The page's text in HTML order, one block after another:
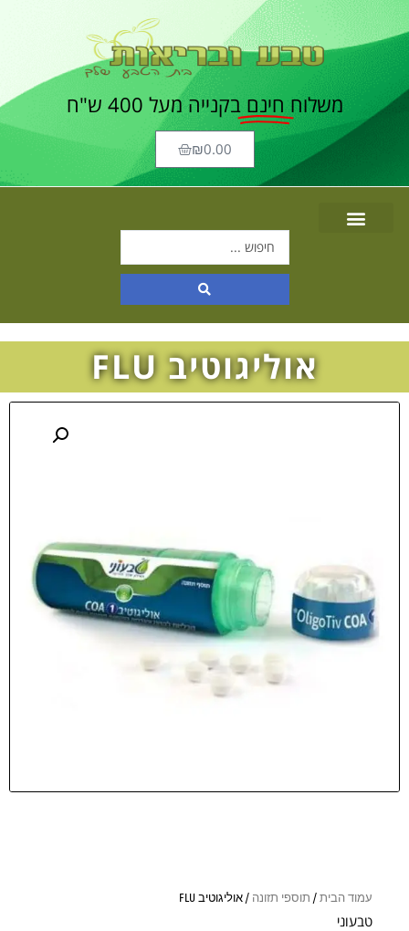
משלוח חינם בקנייה מעל 400 ש"ח
₪0.00
אוליגוטיב FLU
עמוד הבית/ תוספי תזונה / אוליגוטיב FLU
טבעוני